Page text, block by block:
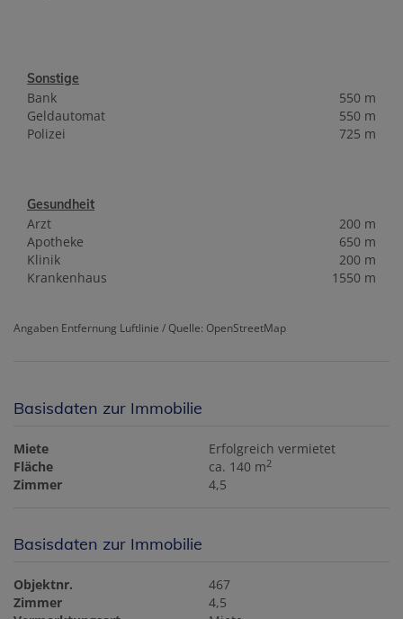
Sonstige
Bank
550 m
Geldautomat
550 m
Polizei
725 m
Gesundheit
Arzt
200 m
Apotheke
650 m
Klinik
200 m
Krankenhaus
1550 m
Angaben Entfernung Luftlinie / Quelle: OpenStreetMap
Basisdaten zur Immobilie
Miete
Erfolgreich vermietet
Fläche
ca. 140 m2
Zimmer 4,5
Basisdaten zur Immobilie
Objektnr.
467
Zimmer
4,5